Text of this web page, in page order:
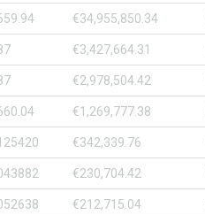
€34,955,850.34
€3,427,664.31
€2,978,504.42
€1,269,777.38
€342,339.76
€230,704.42
€212,715.04